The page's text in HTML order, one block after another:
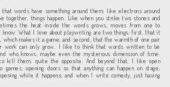
words have something around them, like electrons around
together, things happen. Like when you strike two stones and
the heat inside the words grows, moves from one to
know. What I love about playwriting are two things: first, that it
makes it a game; and second, that the warmth of one pair
work can only grow. I like to think that words written to be
who knows, maybe even the mysterious dimension of time.
kill them, quite the opposite. And beyond that, I like open
opening doors so that anything can happen on stage;
while it happens; and when I write comedy, just having